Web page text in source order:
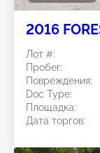
2016
Лот #:
Пробег:
Повреждения:
Doc Type:
Площадка:
Дата торгов: